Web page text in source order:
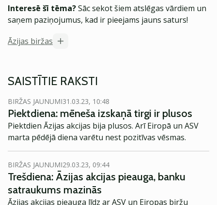
Interesē šī tēma?Sāc sekot šiem atslēgas vārdiem un
saņem paziņojumus, kad ir pieejams jauns saturs!
Āzijas biržas
SAISTĪTIE RAKSTI
BIRŽAS JAUNUMI31.03.23, 10:48
Piektdiena: mēneša izskaņā tirgi ir plusos
Piektdien Āzijas akcijas bija plusos. Arī Eiropā un ASV
marta pēdējā diena varētu nest pozitīvas vēsmas.
BIRŽAS JAUNUMI29.03.23, 09:44
Trešdiena: Āzijas akcijas pieauga, banku
satraukums mazinās
Āzijas akcijas pieauga līdz ar ASV un Eiropas biržu